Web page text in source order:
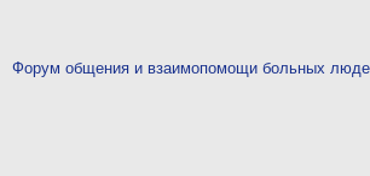
Форум общения и взаимопомощи больных